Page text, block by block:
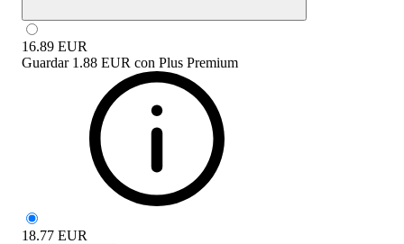
16.89 EUR
Guardar 1.88 EUR con Plus Premium
18.77 EUR